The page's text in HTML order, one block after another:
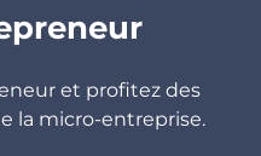
et profitez des
la micro-entreprise.